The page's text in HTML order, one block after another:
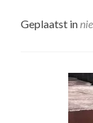
Geplaatst in